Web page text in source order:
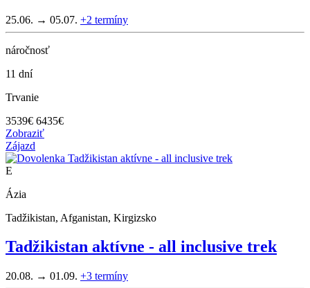
25.06. → 05.07. +2 termíny
náročnosť
11 dní
Trvanie
3539€ 6435€
Zobraziť
Zájazd
E
Ázia
Tadžikistan, Afganistan, Kirgizsko
Tadžikistan aktívne - all inclusive trek
20.08. → 01.09. +3 termíny